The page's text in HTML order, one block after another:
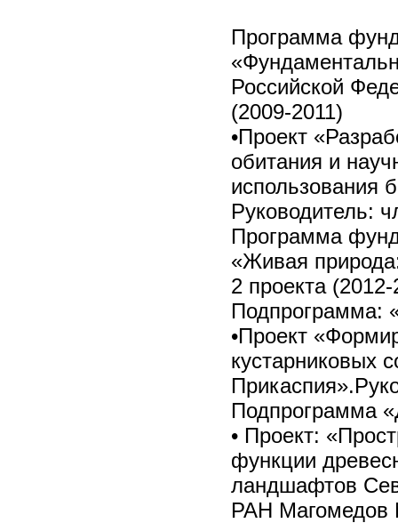
Программа
Российской
(2009-2011)
•Проект
обитания и
использования
Руководитель:
Программа
«Живая
2 проекта
Подпрограмма:
•Проект
кустарниковых
Подпрограмма
• Проект:
функции
ландшафтов
РАН Магомедов